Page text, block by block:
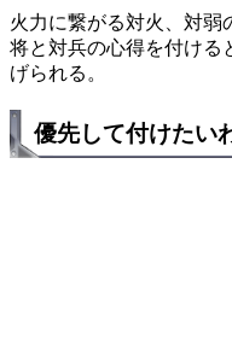
火力に繋がる対火、対弱
将と対兵の心得を付ける
げられる。
優先して付けたい